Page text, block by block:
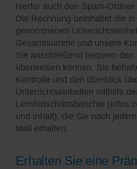
hierfür auch den Spam-
Die Rechnung beinhaltet die in
genommenen
Gesamtsumme und unsere
Sie anschließend bequem den
überweisen können. Sie
Kontrolle und den überblick
Unterrichtseinheiten mithilfe
Lernfortschrittsberichte (Infos
und Inhalt), die Sie nach
Mail erhalten.
Erhalten Sie eine